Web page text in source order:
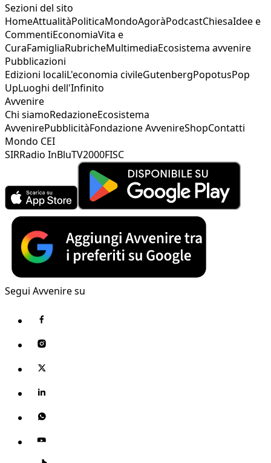
Sezioni del sito
HomeAttualitàPoliticaMondoAgoràPodcastChiesaIdee e
CommentiEconomiaVita e
CuraFamigliaRubricheMultimediaEcosistema avvenire
Pubblicazioni
Edizioni localiL'economia civileGutenbergPopotusPop
UpLuoghi dell'Infinito
Avvenire
Chi siamoRedazioneEcosistema
AvvenirePubblicitàFondazione AvvenireShopContatti
Mondo CEI
SIRRadio InBluTV2000FISC
Segui Avvenire su